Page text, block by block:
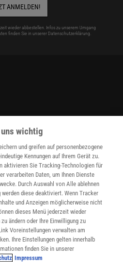
ANMELDEN!
wieder abbestellen. Infos zu unserem Umgang
finden Sie in unserer Datenschutzerklärung.
wichtig
und greifen auf personenbezogene
Kennungen auf Ihrem Gerät zu.
aktivieren Sie Tracking-Technologien für
verarbeiten Daten, um Ihnen Dienste
Durch Auswahl von Alle ablehnen
diese deaktiviert. Wenn Tracker
und Anzeigen möglicherweise nicht
dieses Menü jederzeit wieder
ändern oder Ihre Einwilligung zu
Voreinstellungen verwalten am
Ihre Einstellungen gelten innerhalb
finden Sie in unserer
Impressum